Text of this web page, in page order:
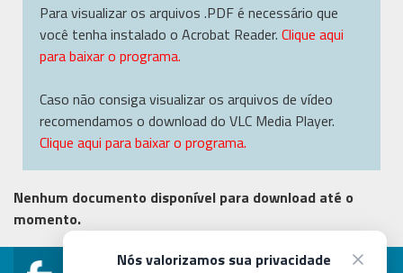
Nós valorizamos sua privacidade
Para visualizar os arquivos .PDF é necessário que
você tenha instalado o Acrobat Reader.Clique aqui
para baixar o programa.
Caso não consiga visualizar os arquivos de vídeo
recomendamos o download do VLC Media Player.
Clique aqui para baixar o programa.
Nenhum documento disponível para download até o
momento.